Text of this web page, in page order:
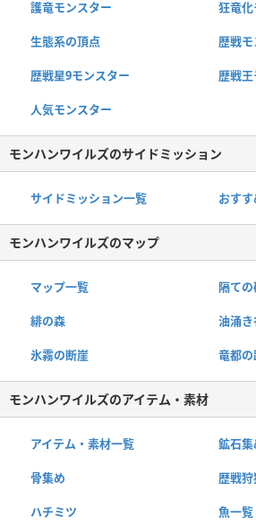
護竜モンスター 狂竜
生態系の頂点 歴戦
歴戦星9モンスター 歴戦
人気モンスター
モンハンワイルズのサイドミッション
サイドミッション一覧 おす
モンハンワイルズのマップ
マップ一覧 隔て
緋の森 油涌き
氷霧の断崖 竜都の
モンハンワイルズのアイテム・素材
アイテム・素材一覧 鉱石集
骨集め 歴戦
ハチミツ 魚一覧